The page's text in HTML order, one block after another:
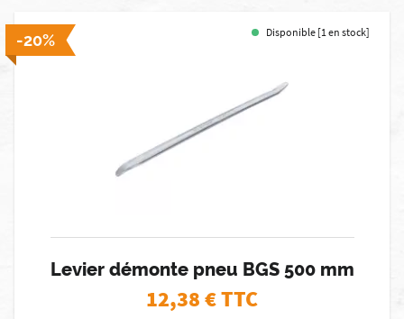
-20% Disponible [1 en stock]
Levier démonte pneu BGS 500 mm
12,38€ TTC